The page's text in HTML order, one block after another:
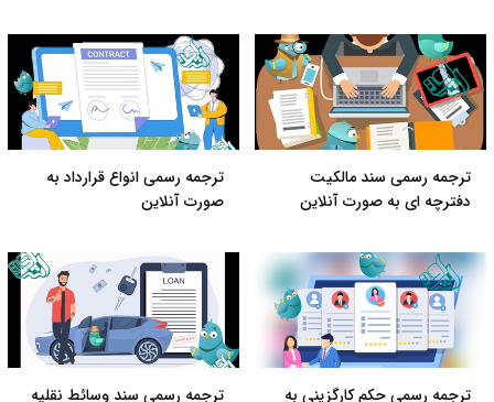
ترجمه رسمی سند مالکیت
دفترچه ای به صورت آنلاین
ترجمه رسمی انواع قرارداد به
صورت آنلاین
ترجمه رسمی حکم کارگزینی به ترجمه رسمی سند وسائط نقلیه